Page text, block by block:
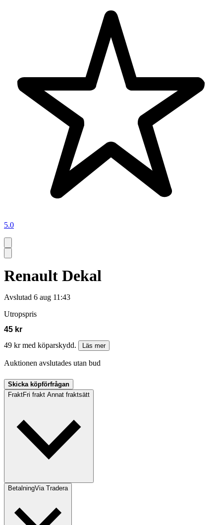
5.0
Renault Dekal
Avslutad 6 aug 11:43
Utropspris
45 kr
49 kr med köparskydd.
Läs mer
Auktionen avslutades utan bud
Skicka köpförfrågan
FraktFri frakt Annat fraktsätt
BetalningVia Tradera